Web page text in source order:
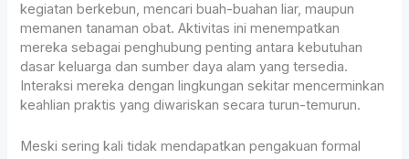
kegiatan berkebun, mencari buah-buahan liar, maupun
memanen tanaman obat. Aktivitas ini menempatkan
mereka sebagai penghubung penting antara kebutuhan
dasar keluarga dan sumber daya alam yang tersedia.
Interaksi mereka dengan lingkungan sekitar mencerminkan
keahlian praktis yang diwariskan secara turun-temurun.
Meski sering kali tidak mendapatkan pengakuan formal